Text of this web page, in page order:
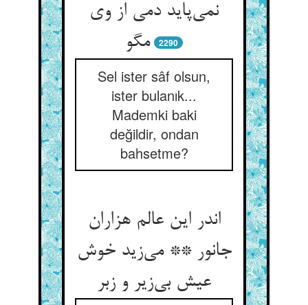
نمی‌‌پاید دمی از وی
مگو
2290
Sel ister sâf olsun,
ister bulanık...
Mademki baki
değildir, ondan
bahsetme?
اندر این عالم هزاران
جانور ** می‌‌زید خوش
عیش بی‌‌زیر و زبر